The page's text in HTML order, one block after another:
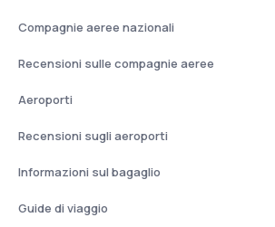
Compagnie aeree nazionali
Recensioni sulle compagnie aeree
Aeroporti
Recensioni sugli aeroporti
Informazioni sul bagaglio
Guide di viaggio